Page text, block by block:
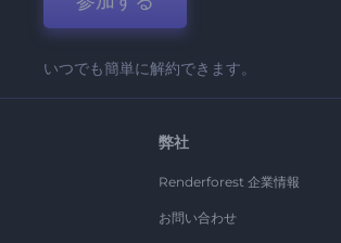
いつでも簡単に解約できます。
弊社
Renderforest 企業情報
お問い合わせ